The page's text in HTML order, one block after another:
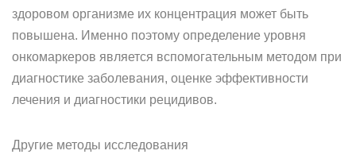
здоровом организме их концентрация может быть
повышена. Именно поэтому определение уровня
онкомаркеров является вспомогательным методом при
диагностике заболевания, оценке эффективности
лечения и диагностики рецидивов.
Другие методы исследования